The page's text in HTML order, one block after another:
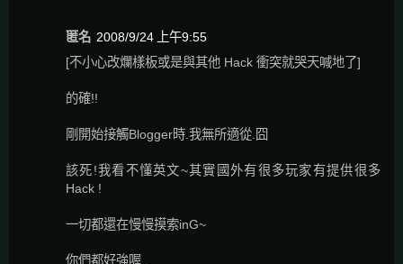
匿名 2008/9/24 上午9:55
[不小心改爛樣板或是與其他 Hack 衝突就哭天喊地了]
的確!!
剛開始接觸Blogger時.我無所適從.囧
該死!我看不懂英文~其實國外有很多玩家有提供很多
Hack !
一切都還在慢慢摸索inG~
你們都好強喔 .